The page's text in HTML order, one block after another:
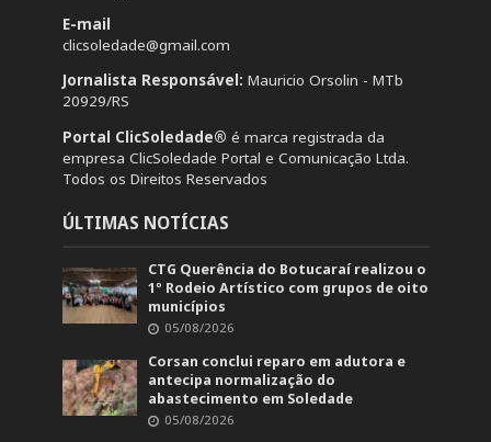
E-mail
clicsoledade@gmail.com
Jornalista Responsável: Mauricio Orsolin - MTb
20929/RS
Portal ClicSoledade® é marca registrada da
empresa ClicSoledade Portal e Comunicação Ltda.
Todos os Direitos Reservados
ÚLTIMAS NOTÍCIAS
CTG Querência do Botucaraí realizou o
1º Rodeio Artístico com grupos de oito
municípios
05/08/2026
Corsan conclui reparo em adutora e
antecipa normalização do
abastecimento em Soledade
05/08/2026